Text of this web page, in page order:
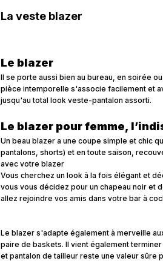
La veste blazer
Le blazer
Il se porte aussi bien au bureau, en soirée
pièce intemporelle s'associe facilement et
jusqu'au total look veste-pantalon assorti.
Le blazer pour femme,
Un beau blazer a une coupe simple et chic
pantalons, shorts) et en toute saison,
avec votre blazer
Vous cherchez un look à la fois élégant et
vous vous décidez pour un chapeau noir et
allez rejoindre vos amis dans votre bar à
Le blazer s'adapte également à merveille
paire de baskets. Il vient également
et pantalon de tailleur reste une valeur sûre